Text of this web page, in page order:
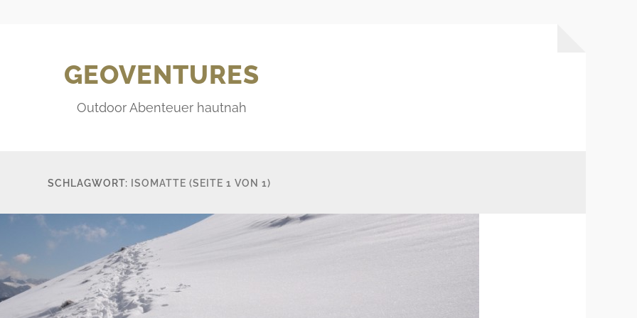
GEOVENTURES
Outdoor Abenteuer hautnah
SCHLAGWORT: ISOMATTE (SEITE 1 VON 1)